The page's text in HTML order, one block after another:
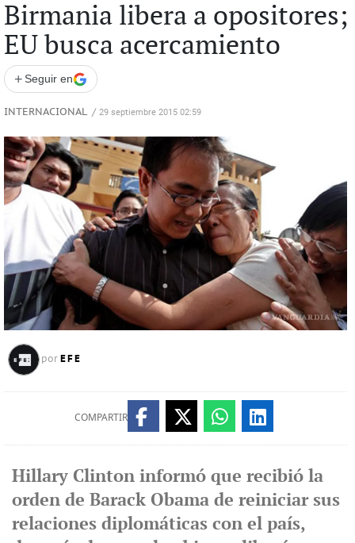
Birmania libera a opositores;
EU busca acercamiento
+ Seguir en
INTERNACIONAL / 29 septiembre 2015 02:59
por EFE
COMPARTIR
Hillary Clinton informó que recibió la
orden de Barack Obama de reiniciar sus
relaciones diplomáticas con el país,